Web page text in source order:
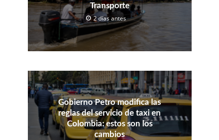
Transporte
2 días antes
Gobierno Petro modifica las
reglas del servicio de taxi en
Colombia: estos son los
cambios